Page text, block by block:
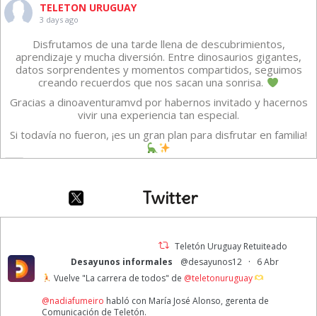
TELETON URUGUAY
3 days ago
Disfrutamos de una tarde llena de descubrimientos,
aprendizaje y mucha diversión. Entre dinosaurios gigantes,
datos sorprendentes y momentos compartidos, seguimos
creando recuerdos que nos sacan una sonrisa.
Gracias a dinoaventuramvd por habernos invitado y hacernos
vivir una experiencia tan especial.
Si todavía no fueron, ¡es un gran plan para disfrutar en familia!
· Compartir
A veces creemos que estar bien significa sentirnos felices todo
el tiempo. Pero Intensamente nos recuerda que eso no es así.
Reconocer y gestionar las diferentes emociones nos permite
lograr una buena salud emocional.
Twitter
Teletón Uruguay Retuiteado
Desayunos informales
@desayunos12 ·
6 Abr
Vuelve "La carrera de todos" de @teletonuruguay
@nadiafumeiro habló con María José Alonso, gerenta de
Comunicación de Teletón.